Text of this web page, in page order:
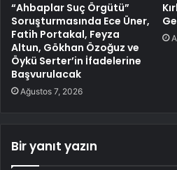
“Ahbaplar Suç Örgütü”
Soruşturmasında Ece Üner,
Fatih Portakal, Feyza
Altun, Gökhan Özoğuz ve
Öykü Serter’in İfadelerine
Başvurulacak
Ağustos 7, 2026
Bir yanıt yazın